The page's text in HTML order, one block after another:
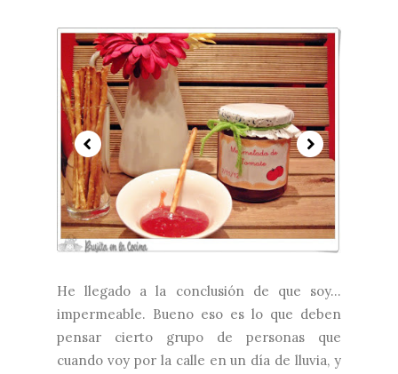
He llegado a la conclusión de que soy...
impermeable. Bueno eso es lo que deben
pensar cierto grupo de personas que
cuando voy por la calle en un día de lluvia, y